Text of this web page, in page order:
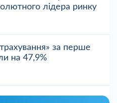
лідера ринку
за перше
на 47,9%